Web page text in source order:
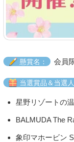
懸賞名： 会員
当選賞品＆当選人
星野リゾートの
BALMUDA The
象印マホービン